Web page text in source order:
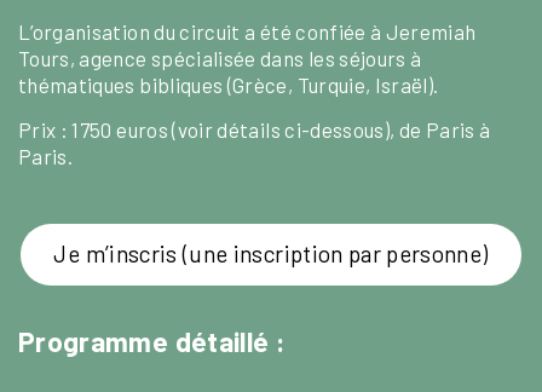
L’organisation du circuit a été confiée à Jeremiah
Tours, agence spécialisée dans les séjours à
thématiques bibliques (Grèce, Turquie, Israël).
Prix : 1750 euros (voir détails ci-dessous), de Paris à
Paris.
Je m’inscris (une inscription par personne)
Programme détaillé :